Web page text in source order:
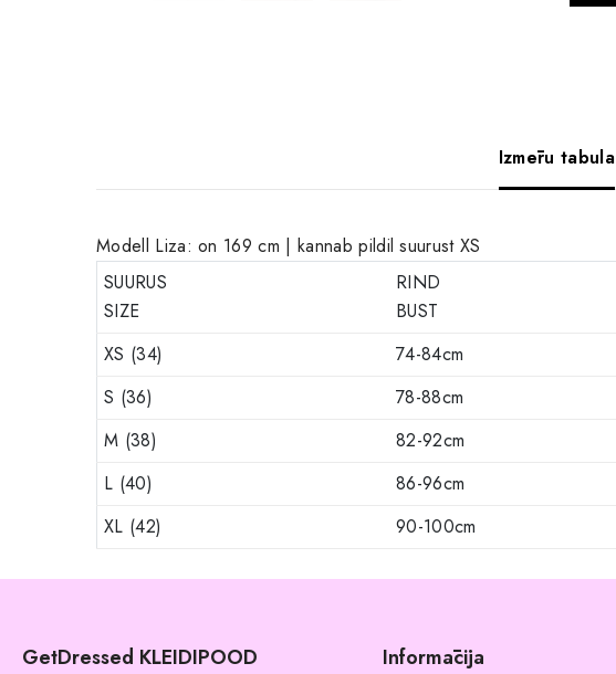
Izmēru tabula
Modell Liza: on 169 cm | kannab pildil suurust XS
SUURUS
SIZE
RIND
BUST
XS (34)
74-84cm
S (36)
78-88cm
M (38)
82-92cm
L (40)
86-96cm
XL (42)
90-100cm
GetDressed KLEIDIPOOD Informācija